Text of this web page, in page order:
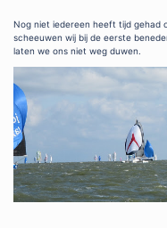
Nog niet iedereen heeft tijd gehad
scheeuwen wij bij de eerste
laten we ons niet weg duwen.